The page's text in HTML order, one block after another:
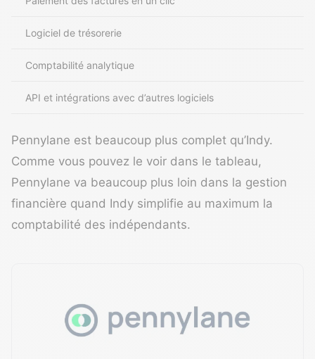
Logiciel de trésorerie
Comptabilité analytique
API et intégrations avec d’autres logiciels
Pennylane est beaucoup plus complet qu’Indy.
Comme vous pouvez le voir dans le tableau,
Pennylane va beaucoup plus loin dans la gestion
financière quand Indy simplifie au maximum la
comptabilité des indépendants.